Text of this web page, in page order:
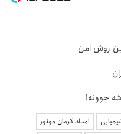
روش امن
جوونه!
امداد کرمان موتور